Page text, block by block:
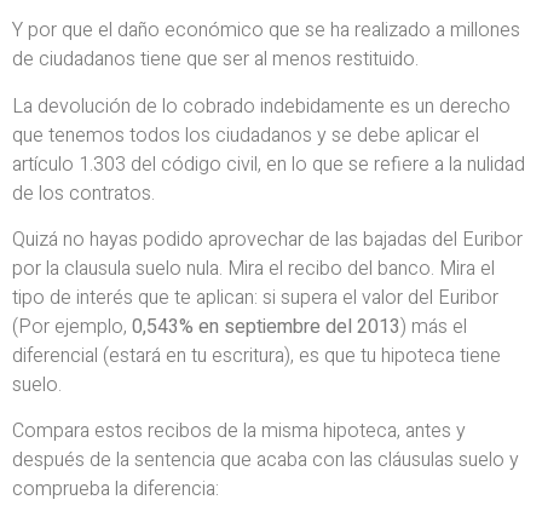
Y por que el daño económico que se ha realizado a millones
de ciudadanos tiene que ser al menos restituido.
La devolución de lo cobrado indebidamente es un derecho
que tenemos todos los ciudadanos y se debe aplicar el
artículo 1.303 del código civil, en lo que se refiere a la nulidad
de los contratos.
Quizá no hayas podido aprovechar de las bajadas del Euribor
por la clausula suelo nula. Mira el recibo del banco. Mira el
tipo de interés que te aplican: si supera el valor del Euribor
(Por ejemplo, 0,543% en septiembre del 2013) más el
diferencial (estará en tu escritura), es que tu hipoteca tiene
suelo.
Compara estos recibos de la misma hipoteca, antes y
después de la sentencia que acaba con las cláusulas suelo y
comprueba la diferencia: